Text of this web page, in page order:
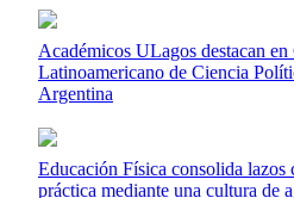
Académicos ULagos destacan en
Latinoamericano de Ciencia
Argentina
Educación Física consolida lazos
práctica mediante una cultura de